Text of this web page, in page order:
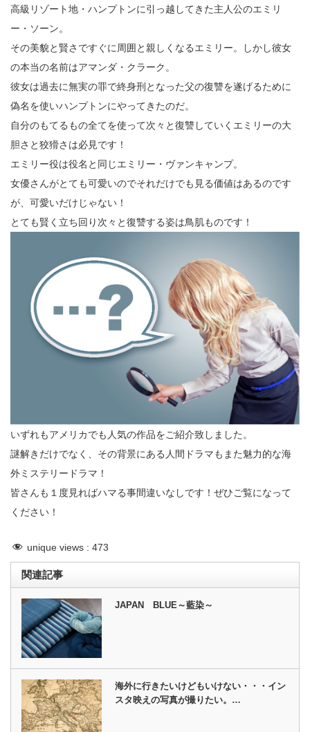
高級リゾート地・ハンプトンに引っ越してきた主人公のエミリ
ー・ソーン。
その美貌と賢さですぐに周囲と親しくなるエミリー。しかし彼女
の本当の名前はアマンダ・クラーク。
彼女は過去に無実の罪で終身刑となった父の復讐を遂げるために
偽名を使いハンプトンにやってきたのだ。
自分のもてるもの全てを使って次々と復讐していくエミリーの大
胆さと狡猾さは必見です！
エミリー役は役名と同じエミリー・ヴァンキャンプ。
女優さんがとても可愛いのでそれだけでも見る価値はあるのです
が、可愛いだけじゃない！
とても賢く立ち回り次々と復讐する姿は鳥肌ものです！
いずれもアメリカでも人気の作品をご紹介致しました。
謎解きだけでなく、その背景にある人間ドラマもまた魅力的な海
外ミステリードラマ！
皆さんも１度見ればハマる事間違いなしです！ぜひご覧になって
ください！
unique views : 473
関連記事
JAPAN BLUE～藍染～
海外に行きたいけどもいけない・・・イン
スタ映えの写真が撮りたい。…